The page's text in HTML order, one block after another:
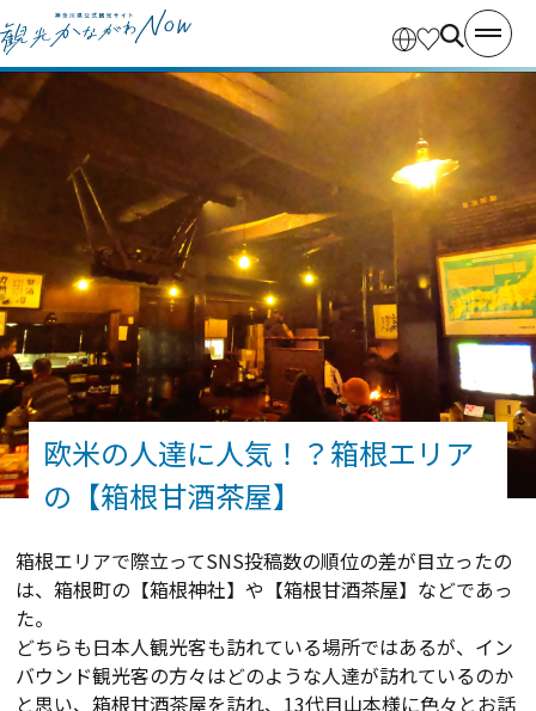
欧米の人達に人気！？箱根エリア
の【箱根甘酒茶屋】
箱根エリアで際立ってSNS投稿数の順位の差が目立ったの
は、箱根町の【箱根神社】や【箱根甘酒茶屋】などであっ
た。
どちらも日本人観光客も訪れている場所ではあるが、イン
バウンド観光客の方々はどのような人達が訪れているのか
と思い、箱根甘酒茶屋を訪れ、13代目山本様に色々とお話